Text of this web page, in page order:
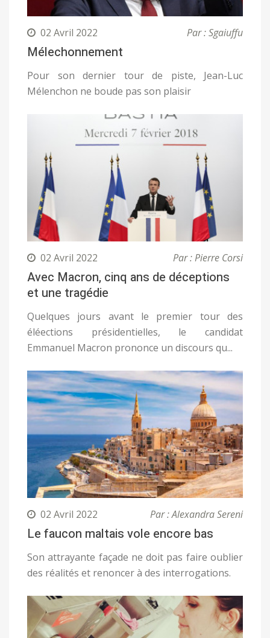
02 Avril 2022 Par : Sgaiuffu
Mélechonnement
Pour son dernier tour de piste, Jean-Luc
Mélenchon ne boude pas son plaisir
02 Avril 2022 Par : Pierre Corsi
Avec Macron, cinq ans de déceptions
et une tragédie
Quelques jours avant le premier tour des
éléections présidentielles, le candidat
Emmanuel Macron prononce un discours qu...
02 Avril 2022 Par : Alexandra Sereni
Le faucon maltais vole encore bas
Son attrayante façade ne doit pas faire oublier
des réalités et renoncer à des interrogations.